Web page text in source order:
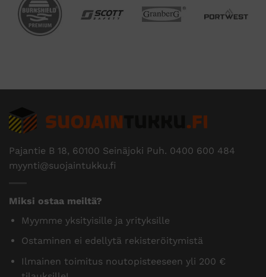
Pajantie B 18, 60100 Seinäjoki Puh. 0400 600 484
myynti@suojaintukku.fi
Miksi ostaa meiltä?
Myymme yksityisille ja yrityksille
Ostaminen ei edellytä rekisteröitymistä
Ilmainen toimitus noutopisteeseen yli 200 €